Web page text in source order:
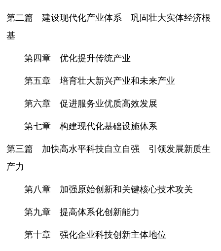
第二篇 建设现代化产业体系 巩固壮大实体经济根
基
第四章 优化提升传统产业
第五章 培育壮大新兴产业和未来产业
第六章 促进服务业优质高效发展
第七章 构建现代化基础设施体系
第三篇 加快高水平科技自立自强 引领发展新质生
产力
第八章 加强原始创新和关键核心技术攻关
第九章 提高体系化创新能力
第十章 强化企业科技创新主体地位